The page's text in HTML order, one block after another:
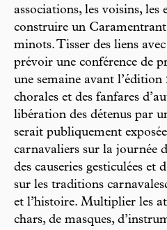
associations, les voisins,
construire un Caramentrant
minots. Tisser des liens
prévoir une conférence de
une semaine avant
chorales et des fanfares
libération des détenus par
serait publiquement
carnavaliers sur la journée
des causeries gesticulées et
sur les traditions
et l’histoire. Multiplier les
chars, de masques,